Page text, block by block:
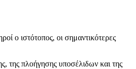
ο ιστότοπος, οι σημαντικότερες
της πλοήγησης υποσέλιδων και της